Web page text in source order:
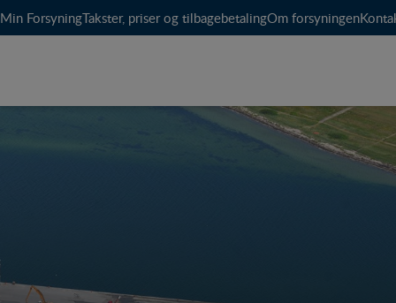
Min ForsyningTakster, priser og tilbagebetalingOm forsyningen